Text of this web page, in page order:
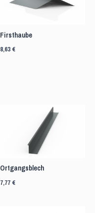
Firsthaube
8,63 €
Ortgangsblech
7,77 €